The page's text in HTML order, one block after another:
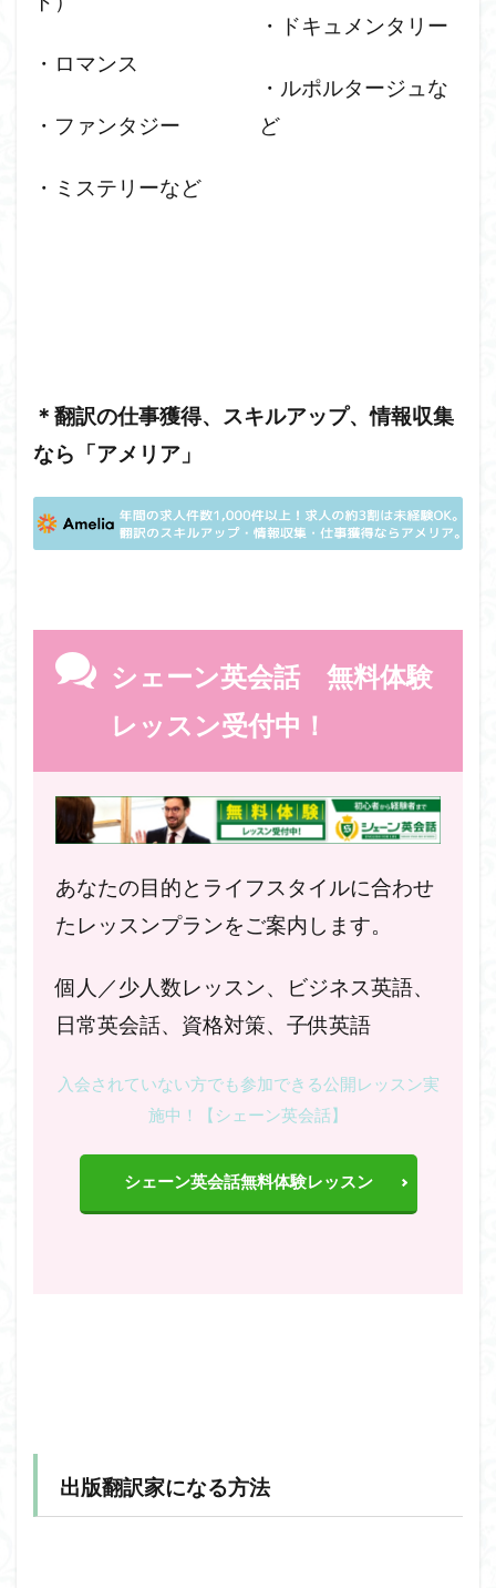
・ロマンス
・ファンタジー
・ミステリーなど
・ドキュメンタリー
・ルポルタージュな
ど
＊翻訳の仕事獲得、スキルアップ、情報収集
なら「アメリア」
シェーン英会話 無料体験
レッスン受付中！
あなたの目的とライフスタイルに合わせ
たレッスンプランをご案内します。
個人／少人数レッスン、ビジネス英語、
日常英会話、資格対策、子供英語
入会されていない方でも参加できる公開レッスン実
施中！【シェーン英会話】
シェーン英会話無料体験レッスン
出版翻訳家になる方法